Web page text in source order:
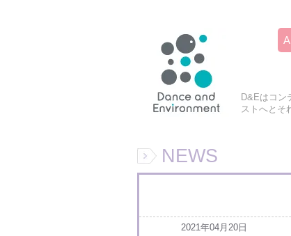
D&Eはコン
ストへとそ
NEWS
2021年04月20日